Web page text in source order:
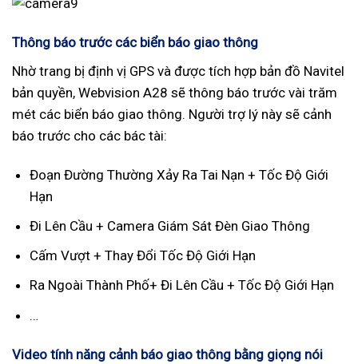
Thông báo trước các biển báo giao thông
Nhờ trang bị định vị GPS và được tích hợp bản đồ Navitel
bản quyền, Webvision A28 sẽ thông báo trước vài trăm
mét các biển báo giao thông. Người trợ lý này sẽ cảnh
báo trước cho các bác tài:
Đoạn Đường Thường Xảy Ra Tai Nạn + Tốc Độ Giới
Hạn
Đi Lên Cầu + Camera Giám Sát Đèn Giao Thông
Cấm Vượt + Thay Đổi Tốc Độ Giới Hạn
Ra Ngoài Thành Phố+ Đi Lên Cầu + Tốc Độ Giới Hạn
…
Video tính năng cảnh báo giao thông bằng giọng nói